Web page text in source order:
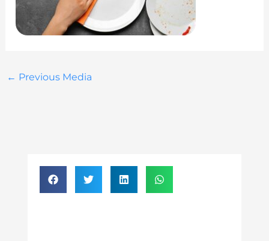
← Previous Media